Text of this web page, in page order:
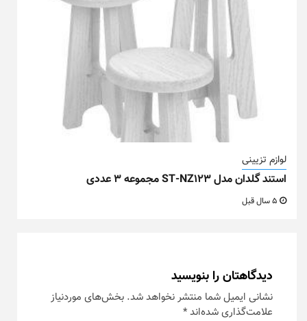
لوازم تزیینی
استند گلدان مدل ST-NZ123 مجموعه ۳ عددی
دیدگاهتان را بنویسید
نشانی ایمیل شما منتشر نخواهد شد. بخش‌های موردنیاز
علامت‌گذاری شده‌اند*